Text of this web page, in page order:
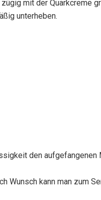
mit der Quarkcreme
unterheben.
den aufgefangenen
Wunsch kann man zum